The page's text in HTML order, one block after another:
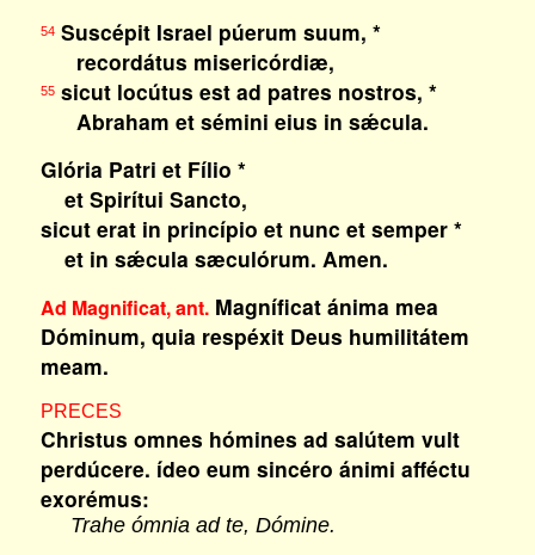
54Suscépit Israel púerum suum, *
recordátus misericórdiæ,
55sicut locútus est ad patres nostros, *
Abraham et sémini eius in sǽcula.
Glória Patri et Fílio *
et Spirítui Sancto,
sicut erat in princípio et nunc et semper *
et in sǽcula sæculórum. Amen.
Ad Magnificat, ant. Magníficat ánima mea
Dóminum, quia respéxit Deus humilitátem
meam.
PRECES
Christus omnes hómines ad salútem vult
perdúcere. ídeo eum sincéro ánimi afféctu
exorémus:
Trahe ómnia ad te, Dómine.